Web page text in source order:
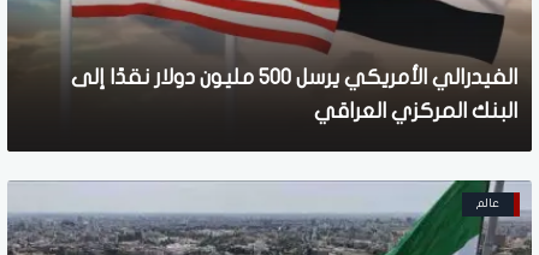
الفيدرالي الأمريكي يرسل 500 مليون دولار نقدًا إلى
البنك المركزي العراقي
عالم